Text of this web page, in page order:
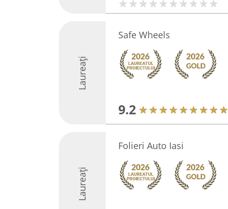
Laureați
Safe Wheels
9.2
Laureați
Folieri Auto Iasi